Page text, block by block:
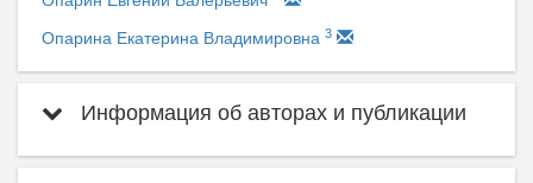
Опарина Екатерина Владимировна 3
Информация об авторах и публикации